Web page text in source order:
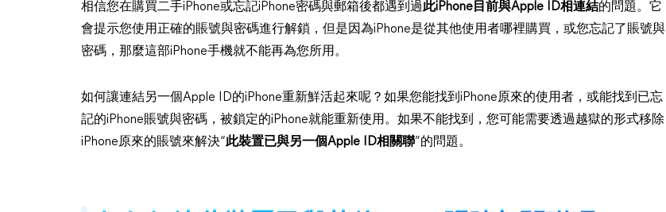
相信您在購買二手iPhone或忘記iPhone密碼與郵箱後都遇到過此iPhone目前與Apple ID相連結的問題。它
會提示您使用正確的賬號與密碼進行解鎖，但是因為iPhone是從其他使用者哪裡購買，或您忘記了賬號與
密碼，那麼這部iPhone手機就不能再為您所用。
如何讓連結另一個Apple ID的iPhone重新鮮活起來呢？如果您能找到iPhone原來的使用者，或能找到已忘
記的iPhone賬號與密碼，被鎖定的iPhone就能重新使用。如果不能找到，您可能需要透過越獄的形式移除
iPhone原來的賬號來解決“此裝置已與另一個Apple ID相關聯”的問題。